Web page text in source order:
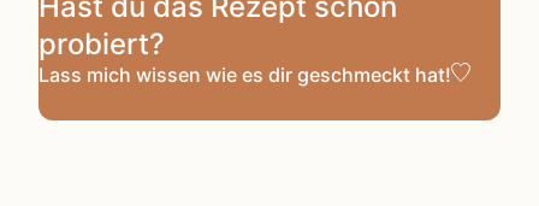
Hast du das Rezept schon
probiert?
Lass mich wissen wie es dir geschmeckt hat!